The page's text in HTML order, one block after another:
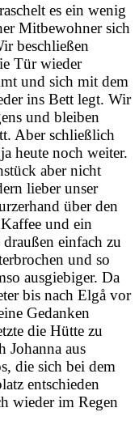
es ein wenig
Mitbewohner sich
beschließen
Tür wieder
und sich mit dem
ins Bett legt. Wir
und bleiben
Aber schließlich
heute noch weiter.
aber nicht
lieber unser
über den
und ein
einfach zu
und so
ausgiebiger. Da
bis nach Elgå vor
Gedanken
die Hütte zu
Johanna aus
die sich bei dem
entschieden
wieder im Regen